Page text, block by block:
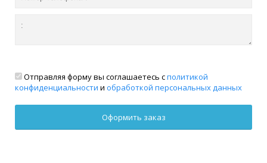
Отправляя форму вы соглашаетесь сполитикой
конфиденциальности и обработкой персональных данных